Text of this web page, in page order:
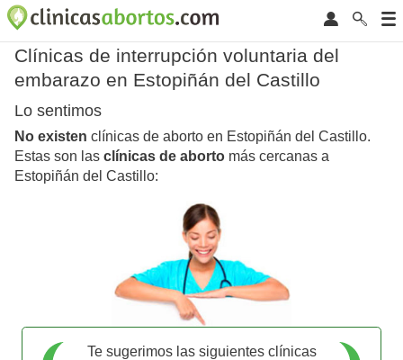
Clínicas de interrupción voluntaria del
embarazo en Estopiñán del Castillo
Lo sentimos
No existen clínicas de aborto en Estopiñán del Castillo.
Estas son las clínicas de aborto más cercanas a
Estopiñán del Castillo:
Te sugerimos las siguientes clínicas